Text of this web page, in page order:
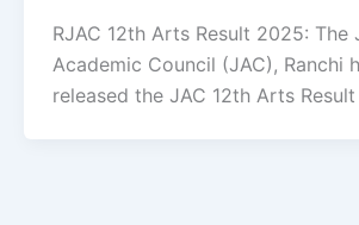
RJAC 12th Arts Result 2025: The
Academic Council (JAC), Ranchi
released the JAC 12th Arts